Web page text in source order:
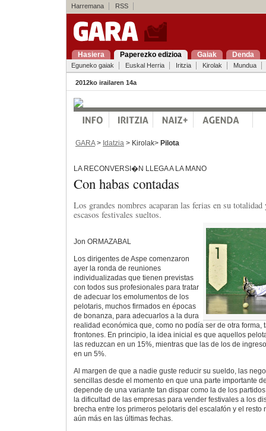
Harremana RSS
Hasiera Paperezko edizioa Gaiak Denda
Eguneko gaiak Euskal Herria Iritzia Kirolak Mundua
2012ko irailaren 14a
GARA> Idatzia > Kirolak> Pilota
LA RECONVERSI�N LLEGA A LA MANO
Con habas contadas
Los grandes nombres acaparan las ferias en su
escasos festivales sueltos.
Jon ORMAZABAL
Los dirigentes de Aspe comenzaron
ayer la ronda de reuniones
individualizadas que tienen previstas
con todos sus profesionales para tratar
de adecuar los emolumentos de los
pelotaris, muchos firmados en épocas
de bonanza, para adecuarlos a la dura
realidad económica que, como no podía ser de otra forma,
frontones. En principio, la idea inicial es que aquellos
las reduzcan en un 15%, mientras que las de los de
en un 5%.
Al margen de que a nadie guste reducir su sueldo, las
sencillas desde el momento en que una parte importante
depende de una variante tan dispar como la de los
la dificultad de las empresas para vender festivales a los
brecha entre los primeros pelotaris del escalafón y el resto
aún más en las últimas fechas.